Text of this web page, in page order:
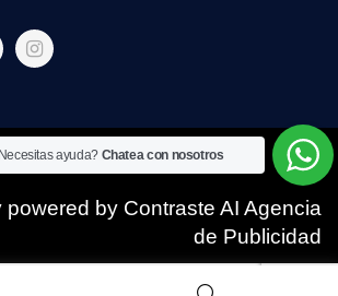
© 2025 SIMEX
powered by Contraste AI Agencia
de Publicidad
ayuda? Chatea con nosotros